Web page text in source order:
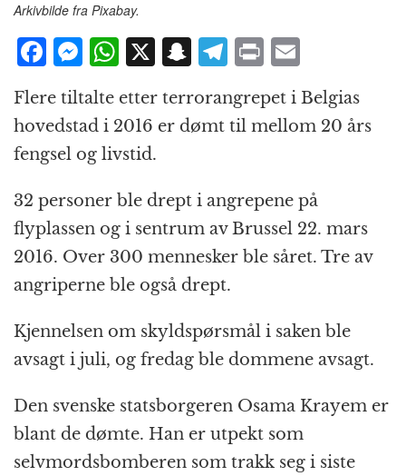
Arkivbilde fra Pixabay.
F
c
e
b
o
o
k
M
e
ss
e
n
g
e
r
W
at
s
A
p
p
X S
a
p
h
at
T
e
g
a
m
P
n
t
m
ai
l
Flere tiltalte etter terrorangrepet i Belgias
hovedstad i 2016 er dømt til mellom 20 års
fengsel og livstid.
32 personer ble drept i angrepene på
flyplassen og i sentrum av Brussel 22. mars
2016. Over 300 mennesker ble såret. Tre av
angriperne ble også drept.
Kjennelsen om skyldspørsmål i saken ble
avsagt i juli, og fredag ble dommene avsagt.
Den svenske statsborgeren Osama Krayem er
blant de dømte. Han er utpekt som
selvmordsbomberen som trakk seg i siste